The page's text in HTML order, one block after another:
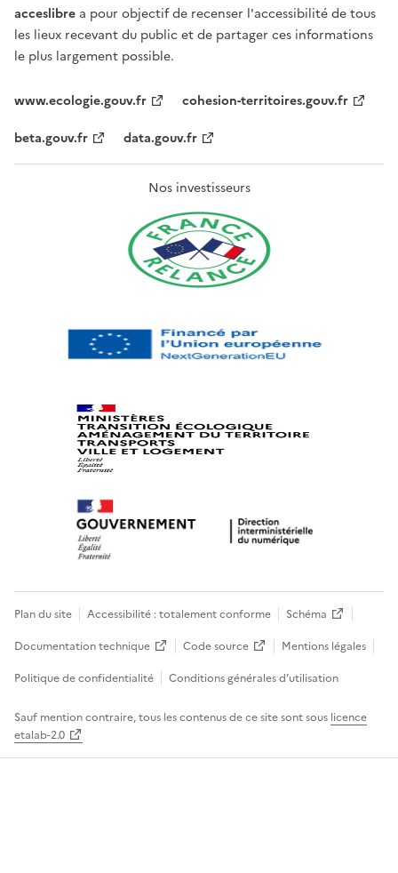
acceslibre a pour objectif de recenser l'accessibilité de tous
les lieux recevant du public et de partager ces informations
le plus largement possible.
www.ecologie.gouv.fr
cohesion-territoires.gouv.fr
beta.gouv.fr
data.gouv.fr
Nos investisseurs
Plan du site Accessibilité : totalement conforme
Schéma
Documentation technique
Code source
Mentions légales
Politique de confidentialité
Conditions générales d’utilisation
Sauf mention contraire, tous les contenus de ce site sont sous licence
etalab-2.0